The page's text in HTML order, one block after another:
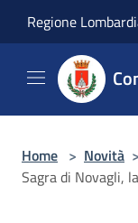
Regione
Home > Novità >
Sagra di Novagli,